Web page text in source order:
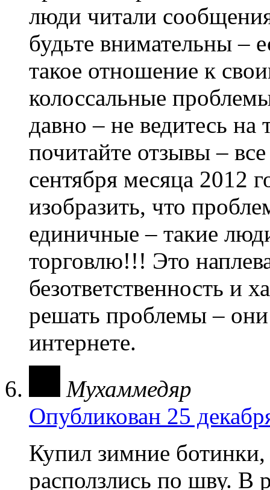
люди читали
будьте внимательны –
такое отношение к
колоссальные
давно – не ведитесь на
почитайте отзывы –
сентября месяца 2012
изобразить, что
единичные – такие
торговлю!!! Это
безответственность и
решать проблемы –
интернете.
Мухаммедяр
Опубликован 25
Купил зимние
расползлись по шву. В